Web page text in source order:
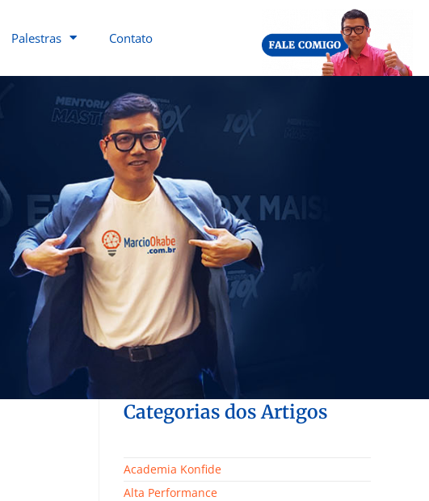
Palestras Contato
Categorias dos Artigos
Academia Konfide
Alta Performance